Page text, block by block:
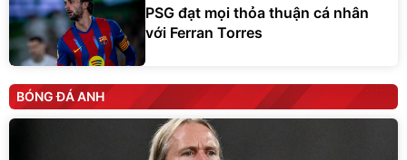
PSG đạt mọi thỏa thuận cá nhân
với Ferran Torres
BÓNG ĐÁ ANH